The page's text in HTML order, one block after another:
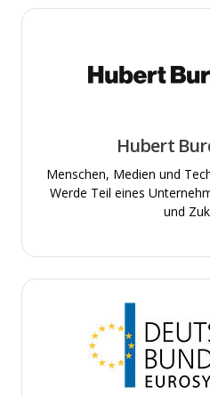
Hubert
Menschen, Medien und
Werde Teil eines
und